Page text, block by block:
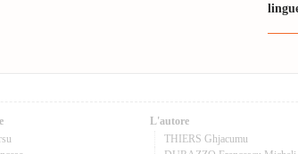
L'autore
THIERS Ghjacumu